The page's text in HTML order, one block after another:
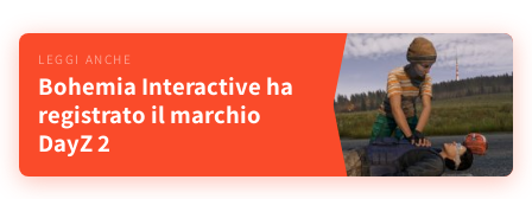
Bohemia Interactive ha
registrato il marchio
DayZ 2